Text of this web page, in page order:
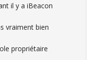
il y a iBeacon
vraiment bien
propriétaire